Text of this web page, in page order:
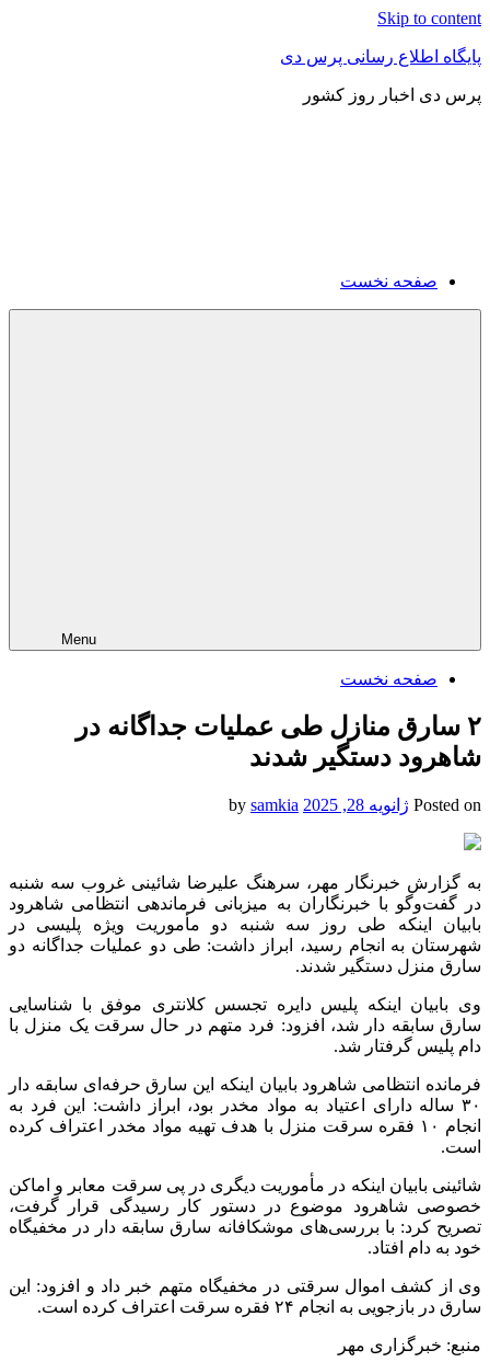
Skip to content
پایگاه اطلاع رسانی پرس دی
پرس دی اخبار روز کشور
صفحه نخست
Menu
صفحه نخست
۲ سارق منازل طی عملیات جداگانه در
شاهرود دستگیر شدند
Posted on ژانویه 28, 2025 samkia
به گزارش خبرنگار مهر، سرهنگ علیرضا شائینی غروب سه شنبه
در گفت‌وگو با خبرنگاران به میزبانی فرماندهی انتظامی شاهرود
بابیان اینکه طی روز سه شنبه دو مأموریت ویژه پلیسی در
شهرستان به انجام رسید، ابراز داشت: طی دو عملیات جداگانه دو
سارق منزل دستگیر شدند.
وی بابیان اینکه پلیس دایره تجسس کلانتری موفق با شناسایی
سارق سابقه دار شد، افزود: فرد متهم در حال سرقت یک منزل با
دام پلیس گرفتار شد.
فرمانده انتظامی شاهرود بابیان اینکه این سارق حرفه‌ای سابقه دار
۳۰ ساله دارای اعتیاد به مواد مخدر بود، ابراز داشت: این فرد به
انجام ۱۰ فقره سرقت منزل با هدف تهیه مواد مخدر اعتراف کرده
است.
شائینی بابیان اینکه در مأموریت دیگری در پی سرقت معابر و اماکن
خصوصی شاهرود موضوع در دستور کار رسیدگی قرار گرفت،
تصریح کرد: با بررسی‌های موشکافانه سارق سابقه دار در مخفیگاه
خود به دام افتاد.
وی از کشف اموال سرقتی در مخفیگاه متهم خبر داد و افزود: این
سارق در بازجویی به انجام ۲۴ فقره سرقت اعتراف کرده است.
منبع: خبرگزاری مهر